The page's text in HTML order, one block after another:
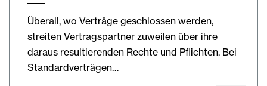
Überall, wo Verträge geschlossen werden,
streiten Vertragspartner zuweilen über ihre
daraus resultierenden Rechte und Pflichten. Bei
Standardverträgen…